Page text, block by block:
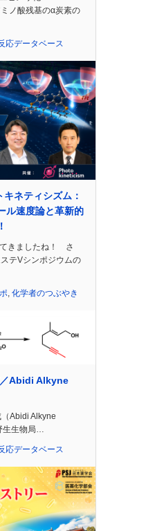
ノ酸残基のα炭素の
データベース
ネティシズム：
ル速度論と革新的
きましたね！ さ
テVシンポジウムの
化学者のつぶやき
／Abidi Alkyne
Abidi Alkyne
生物局…
データベース